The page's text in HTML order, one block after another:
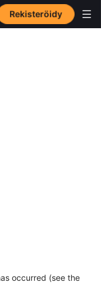
Rekisteröidy
occurred (see the